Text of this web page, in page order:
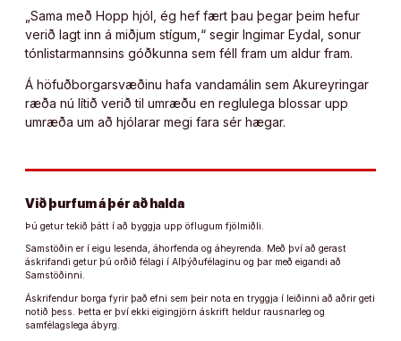
„Sama með Hopp hjól, ég hef fært þau þegar þeim hefur
verið lagt inn á miðjum stígum,“ segir Ingimar Eydal, sonur
tónlistarmannsins góðkunna sem féll fram um aldur fram.
Á höfuðborgarsvæðinu hafa vandamálin sem Akureyringar
ræða nú lítið verið til umræðu en reglulega blossar upp
umræða um að hjólarar megi fara sér hægar.
Við þurfum á þér að halda
Þú getur tekið þátt í að byggja upp öflugum fjölmiðli.
Samstöðin er í eigu lesenda, áhorfenda og áheyrenda. Með því að gerast
áskrifandi getur þú orðið félagi í Alþýðufélaginu og þar með eigandi að
Samstöðinni.
Áskrifendur borga fyrir það efni sem þeir nota en tryggja í leiðinni að aðrir geti
notið þess. Þetta er því ekki eigingjörn áskrift heldur rausnarleg og
samfélagslega ábyrg.